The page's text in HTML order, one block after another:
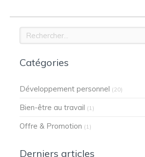
Rechercher
Catégories
Développement personnel (20)
Bien-être au travail (1)
Offre & Promotion (1)
Derniers articles